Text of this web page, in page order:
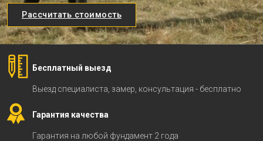
Рассчитать стоимость
Бесплатный выезд
Выезд специалиста, замер, консультация - бесплатно
Гарантия качества
Гарантия на любой фундамент 2 года